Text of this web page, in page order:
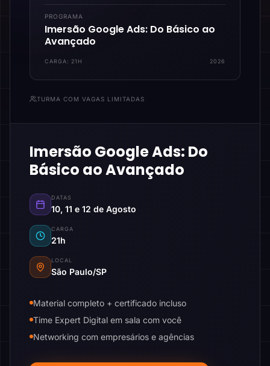
PROGRAMA
Imersão Google Ads: Do Básico ao
Avançado
CARGA: 21H 2026
TURMA COM VAGAS LIMITADAS
Imersão Google Ads: Do
Básico ao Avançado
DATAS
10, 11 e 12 de Agosto
CARGA
21h
LOCAL
São Paulo/SP
Material completo + certificado incluso
Time Expert Digital em sala com você
Networking com empresários e agências